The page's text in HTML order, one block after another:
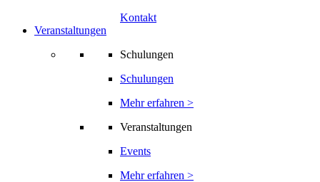
Kontakt
Veranstaltungen
Schulungen
Schulungen
Mehr erfahren >
Veranstaltungen
Events
Mehr erfahren >